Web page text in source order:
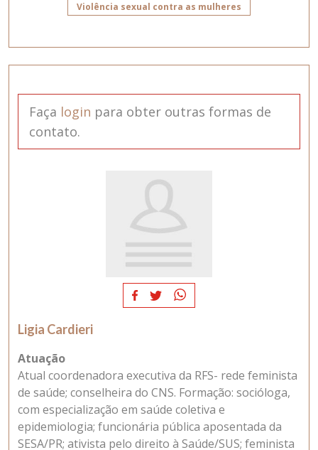
Violência sexual contra as mulheres
Faça login para obter outras formas de
contato.
Ligia Cardieri
Atuação
Atual coordenadora executiva da RFS- rede feminista
de saúde; conselheira do CNS. Formação: socióloga,
com especialização em saúde coletiva e
epidemiologia; funcionária pública aposentada da
SESA/PR; ativista pelo direito à Saúde/SUS; feminista